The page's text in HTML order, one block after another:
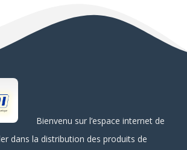
Bienvenu sur l’espace internet de
dans la distribution des produits de